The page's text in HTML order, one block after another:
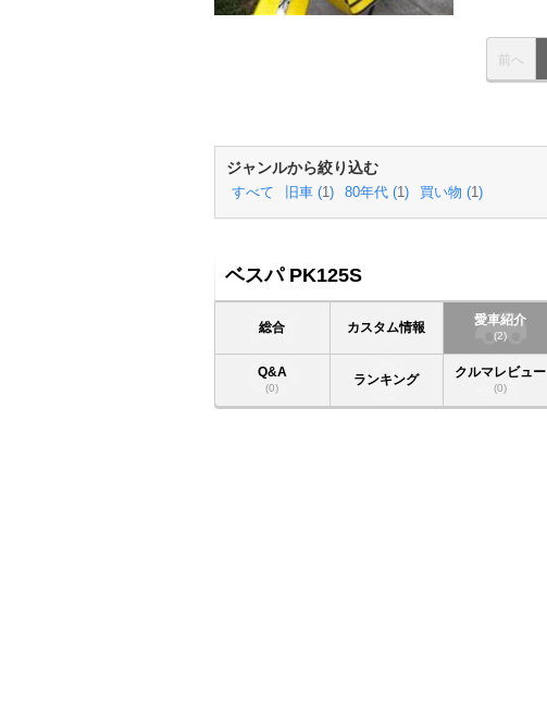
前へ
ジャンルから絞り込む
すべて 旧車 (1 ) 80年代 (1 ) 買い物 (1 )
ベスパ PK125S
総合 カスタム情報
愛車紹介
(2)
Q&A
(0) ランキング
クルマレビュー
(0)